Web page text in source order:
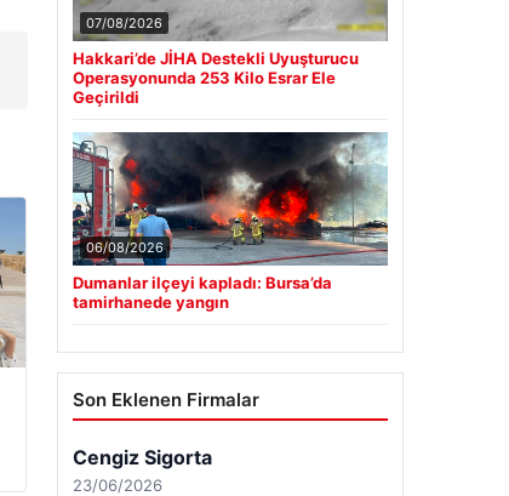
07/08/2026
Hakkari’de JİHA Destekli Uyuşturucu
Operasyonunda 253 Kilo Esrar Ele
Geçirildi
06/08/2026
Dumanlar ilçeyi kapladı: Bursa’da
tamirhanede yangın
Son Eklenen Firmalar